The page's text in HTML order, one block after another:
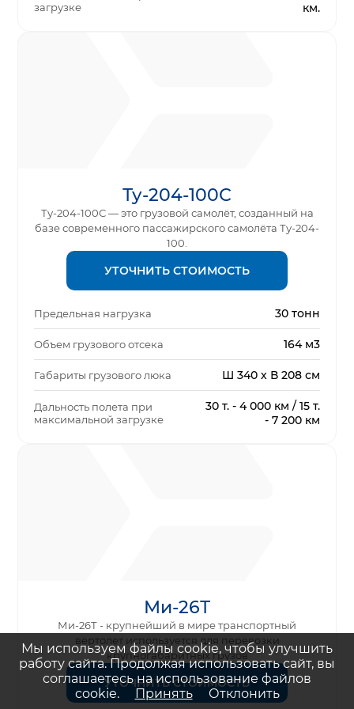
загрузке
км.
Ту-204-100С
Ту-204-100С — это грузовой самолёт, созданный на
базе современного пассажирского самолёта Ту-204-
100.
УТОЧНИТЬ СТОИМОСТЬ
Предельная нагрузка 30 тонн
Объем грузового отсека 164 м3
Габариты грузового люка Ш 340 х В 208 см
Дальность полета при
максимальной загрузке
30 т. - 4 000 км / 15 т.
- 7 200 км
Ми-26Т
Ми-26Т - крупнейший в мире транспортный
вертолет используется для перевозки
крупногабаритных грузов
УТОЧНИТЬ СТОИМОСТЬ
Мы используем файлы cookie, чтобы улучшить
работу сайта. Продолжая использовать сайт, вы
соглашаетесь на использование файлов
cookie.
Принять Отклонить